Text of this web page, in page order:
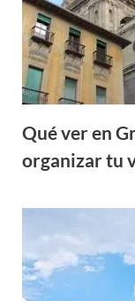
Qué ver en
organizar tu